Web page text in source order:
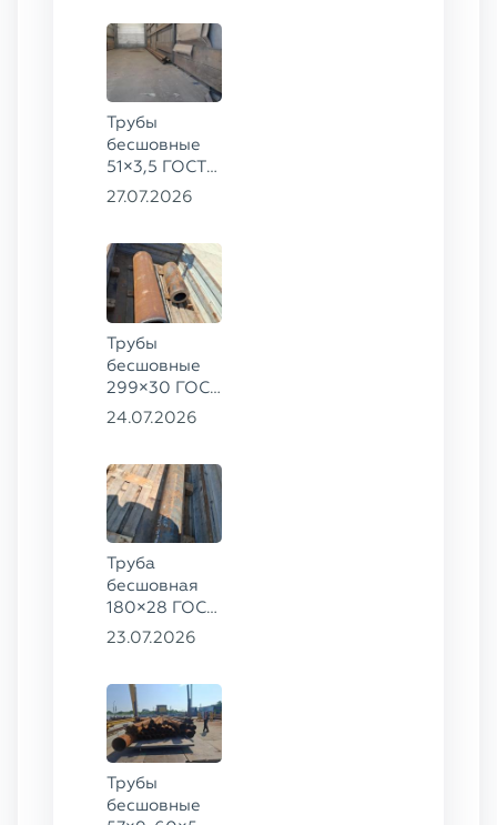
Трубы
бесшовные
51×3,5 ГОСТ
8732-78, ст.
27.07.2026
Трубы
бесшовные
299×30 ГОСТ
8732-78, ст.
78, ст.
30ХГСА
24.07.2026
Труба
бесшовная
180×28 ГОСТ
8732-78, ст.
23.07.2026
Трубы
бесшовные